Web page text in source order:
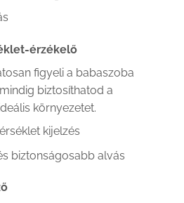
érzékelő
figyeli a babaszoba
biztosíthatod a
környezetet.
kijelzés
biztonságosabb alvás